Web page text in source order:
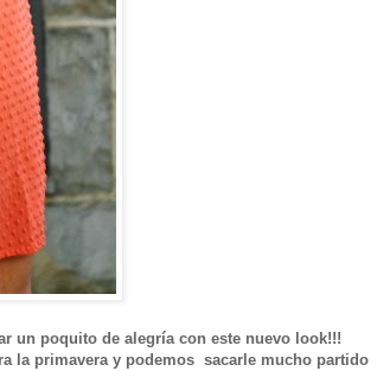
un poquito de alegría con este nuevo look!!!
la primavera y podemos sacarle mucho partido